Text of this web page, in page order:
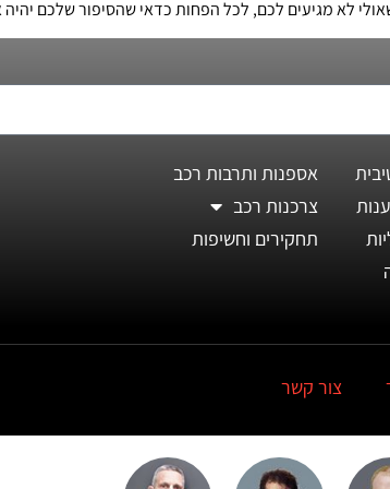
לא מגיעים לכם, לכל הפחות כדאי שהסיפור שלכם
אספנות ותרבות רכב
צרכנות רכב
תחקירים וחשיפות
צור קשר